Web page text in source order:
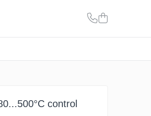
control